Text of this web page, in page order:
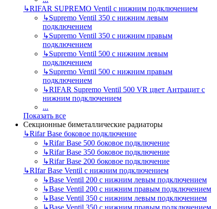
↳RIFAR SUPREMO Ventil с нижним подключением
↳Supremo Ventil 350 с нижним левым
подключением
↳Supremo Ventil 350 с нижним правым
подключением
↳Supremo Ventil 500 с нижним левым
подключением
↳Supremo Ventil 500 с нижним правым
подключением
↳RIFAR Supremo Ventil 500 VR цвет Антрацит с
нижним подключением
...
Показать все
Секционные биметаллические радиаторы
↳Rifar Base боковое подключение
↳Rifar Base 500 боковое подключение
↳Rifar Base 350 боковое подключение
↳Rifar Base 200 боковое подключение
↳RIfar Base Ventil с нижним подключением
↳Base Ventil 200 с нижним левым подключением
↳Base Ventil 200 с нижним правым подключением
↳Base Ventil 350 с нижним левым подключением
↳Base Ventil 350 с нижним правым подключением